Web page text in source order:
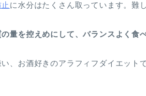
に水分はたくさん取っています。難
の量を控えめにして、バランスよく食
、お酒好きのアラフィフダイエットで